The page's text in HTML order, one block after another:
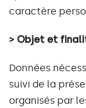
caractère
> Objet et
Données
suivi de la
organisés par